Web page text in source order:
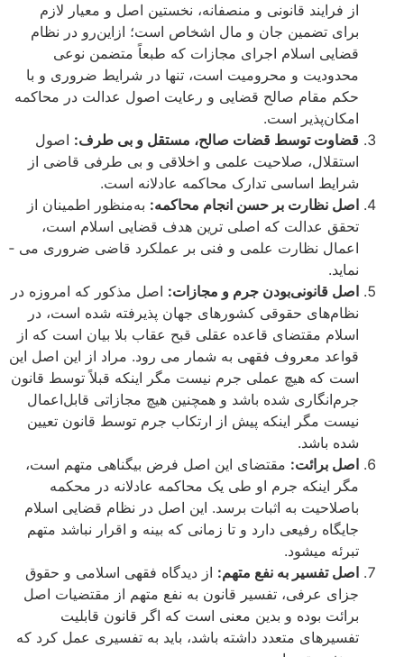
از فرایند قانونی و منصفانه، نخستین اصل و معیار لازم
برای تضمین جان و مال اشخاص است؛ ازاین‌رو در نظام
قضایی اسلام اجرای مجازات که طبعاً متضمن نوعی
محدودیت و محرومیت است، تنها در شرایط ضروری و با
حکم مقام صالح قضایی و رعایت اصول عدالت در محاکمه
امکان‌پذیر است.
قضاوت توسط قضات صالح، مستقل و بی­ طرف:اصول
استقلال، صلاحیت علمی و اخلاقی و بی ­طرفی قاضی از
شرایط اساسی تدارک محاکمه عادلانه است.
اصل نظارت بر حسن انجام محاکمه:به‌منظور اطمینان از
تحقق عدالت که اصلی­ ترین هدف قضایی اسلام است،
اعمال نظارت علمی و فنی بر عملکرد قاضی ضروری می ­
نماید.
اصل قانونی‌بودن جرم و مجازات:اصل مذکور که امروزه در
نظام‌های حقوقی کشورهای جهان پذیرفته شده است، در
اسلام مقتضای قاعده عقلی قبح عقاب بلا بیان است که از
قواعد معروف فقهی به شمار می­ رود. مراد از این اصل این
است که هیچ عملی جرم نیست مگر اینکه قبلاً توسط قانون
جرم‌انگاری شده باشد و همچنین هیچ مجازاتی قابل‌اعمال
نیست مگر اینکه پیش از ارتکاب جرم توسط قانون تعیین
شده باشد.
اصل برائت: مقتضای این اصل فرض بی­گناهی متهم است،
مگر اینکه جرم او طی یک محاکمه عادلانه در محکمه
باصلاحیت به اثبات برسد. این اصل در نظام قضایی اسلام
جایگاه رفیعی دارد و تا زمانی که بینه و اقرار نباشد متهم
تبرئه می­شود.
اصل تفسیر به نفع متهم:از دیدگاه فقهی اسلامی و حقوق
جزای عرفی، تفسیر قانون به نفع متهم از مقتضیات اصل
برائت بوده و بدین معنی است که اگر قانون قابلیت
تفسیرهای متعدد داشته باشد، باید به تفسیری عمل کرد که